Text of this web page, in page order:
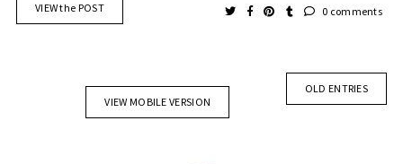
VIEW the POST 0 comments
OLD ENTRIES
VIEW MOBILE VERSION